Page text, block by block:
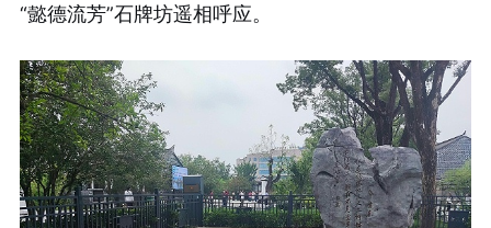
“懿德流芳”石牌坊遥相呼应。